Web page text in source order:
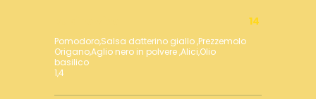
Pomodoro,Salsa datterino giallo ,Prezzemolo
Origano,Aglio nero in polvere ,Alici,Olio
basilico
1,4
14